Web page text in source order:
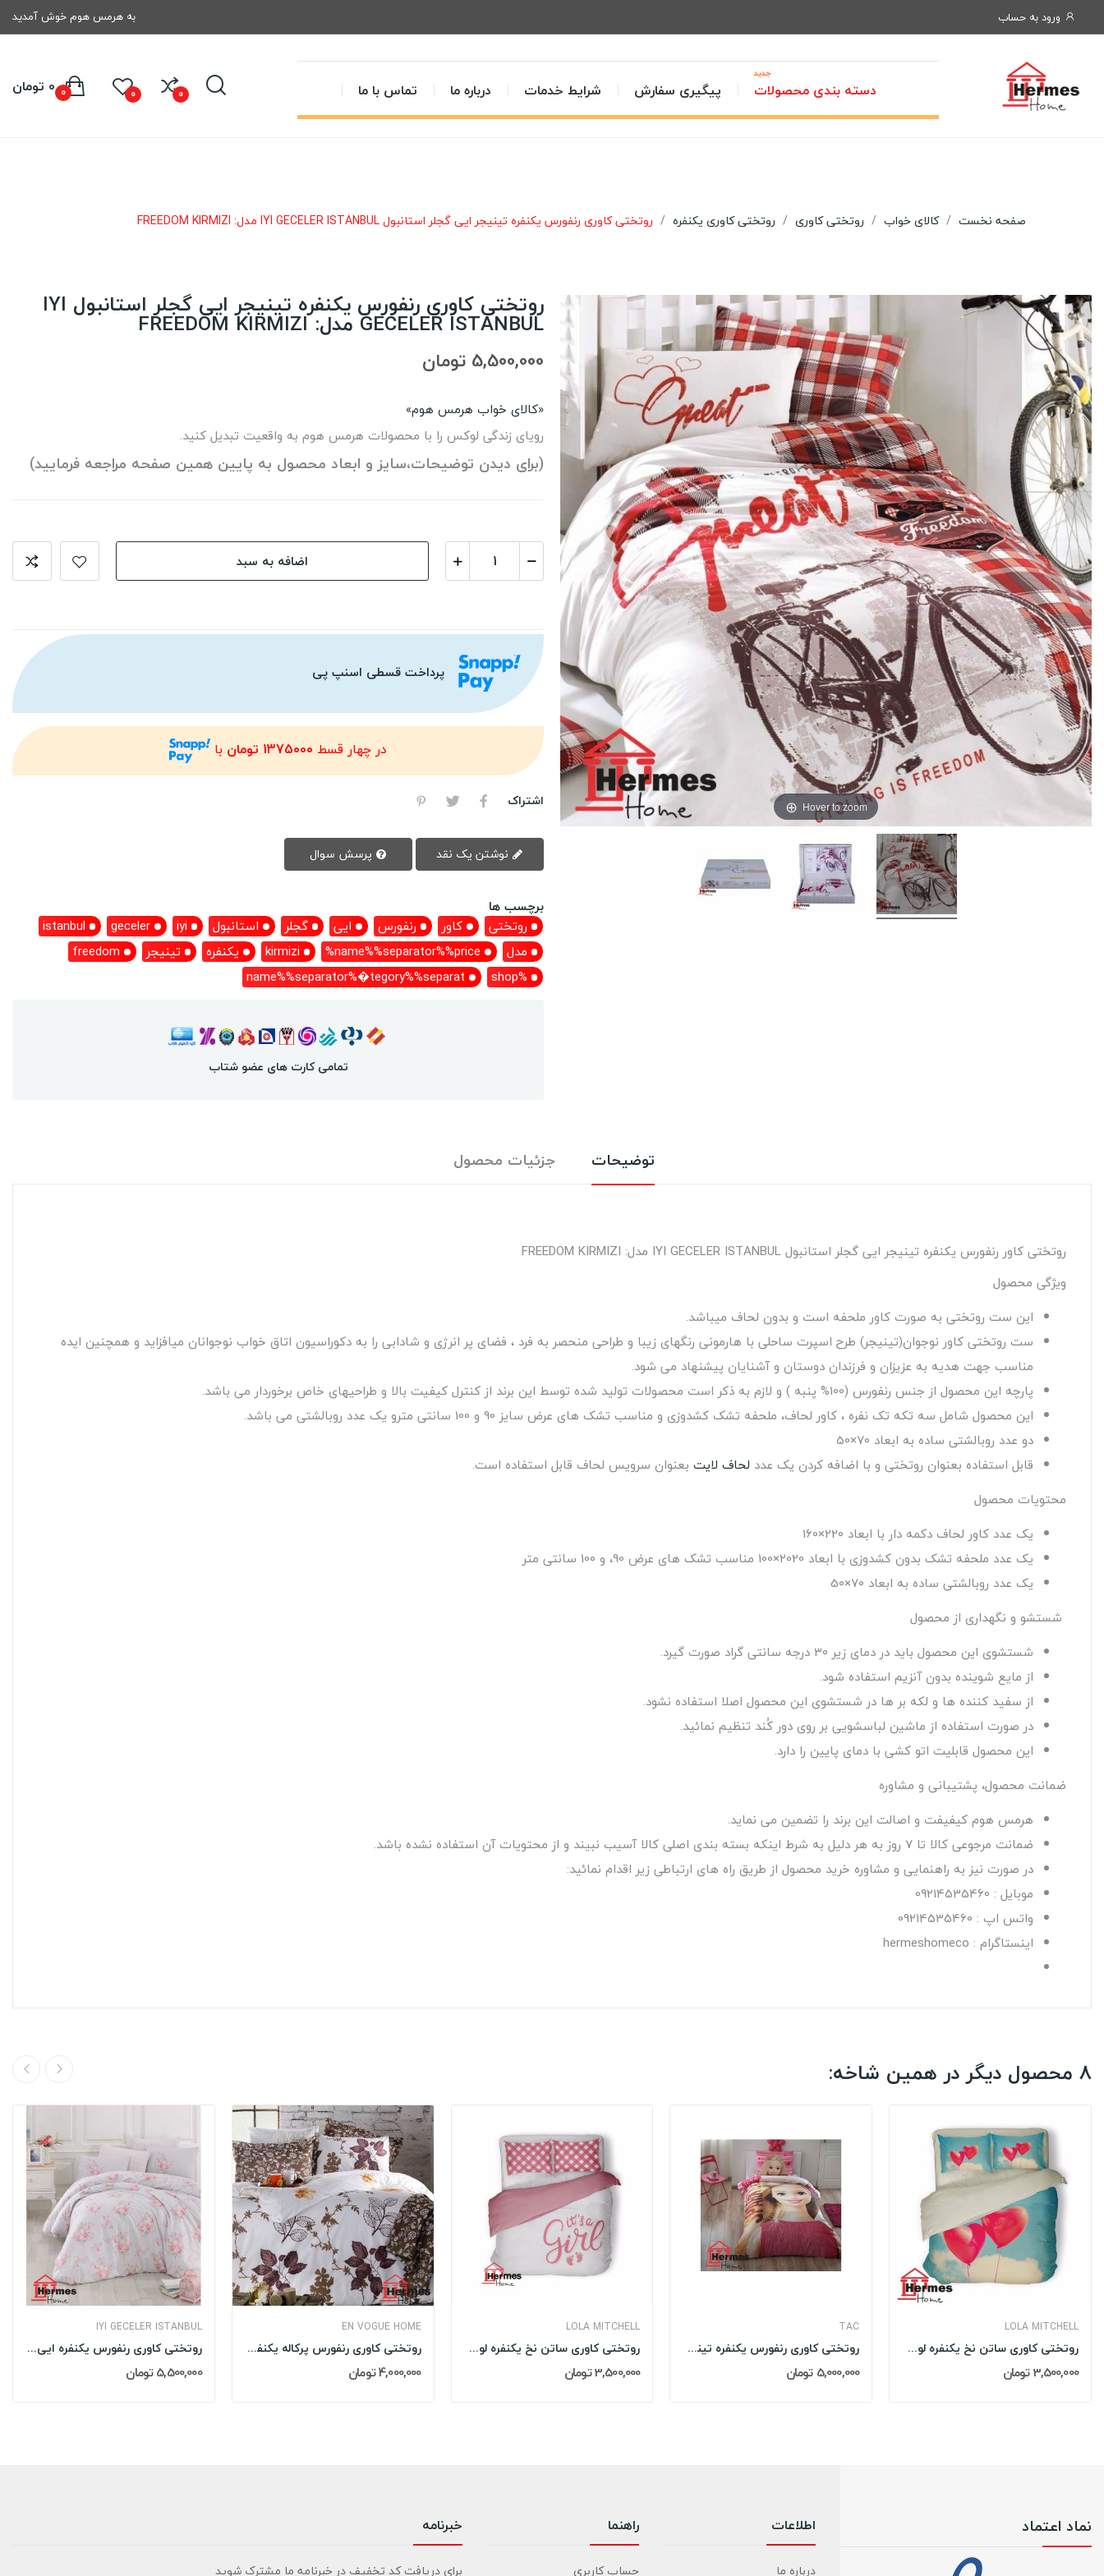
ورود به حساب به هرمس هوم خوش آمدید
دسته بندی محصولات
جدید
پیگیری سفارش شرایط خدمات درباره ما تماس با ما 0
0 0 تومان 0
صفحه نخست کالای خواب روتختی کاوری روتختی کاوری یکنفره روتختی کاوری رنفورس یکنفره تینیجر ایی گجلر استانبول IYI GECELER ISTANBUL مدل: FREEDOM KIRMIZI
Hover to zoom
روتختی کاوری رنفورس یکنفره تینیجر ایی گجلر استانبول IYI
GECELER ISTANBUL مدل: FREEDOM KIRMIZI
5,500,000 تومان
«کالای خواب هرمس هوم»
رویای زندگی لوکس را با محصولات هرمس هوم به واقعیت تبدیل کنید.
(برای دیدن توضیحات،سایز و ابعاد محصول به پایین همین صفحه مراجعه فرمایید)
اضافه به سبد
پرداخت قسطی اسنپ پی
در چهار قسط 1375000 تومان با
اشتراک
برچسب ها
روتختی
کاور رنفورس ایی گجلر استانبول iyi
geceler
istanbul
مدل
name%%separator%%price%
kirmizi یکنفره تینیجر
freedom
%shop
name%%separator%�tegory%%separat
تمامی کارت های عضو شتاب
توضیحات جزئیات محصول
روتختی کاور رنفورس یکنفره تینیجر ایی گجلر استانبول IYI GECELER ISTANBUL مدل: FREEDOM KIRMIZI
ویژگی محصول
این ست روتختی به صورت کاور ملحفه است و بدون لحاف میباشد.
ست روتختی کاور نوجوان(تینیجر) طرح اسپرت ساحلی با هارمونی رنگهای زیبا و طراحی منحصر به فرد ، فضای پر انرژی و شادابی را به دکوراسیون اتاق خواب نوجوانان میافزاید و همچنین ایده
مناسب جهت هدیه به عزیزان و فرزندان دوستان و آشنایان پیشنهاد می شود.
پارچه این محصول از جنس رنفورس (100% پنبه ) و لازم به ذکر است محصولات تولید شده توسط این برند از کنترل کیفیت بالا و طراحیهای خاص برخوردار می باشد.
این محصول شامل سه تکه تک نفره ، کاور لحاف، ملحفه تشک کشدوزی و مناسب تشک های عرض سایز 90 و 100 سانتی مترو یک عدد روبالشتی می باشد.
دو عدد روبالشتی ساده به ابعاد 70×50
قابل استفاده بعنوان روتختی و با اضافه کردن یک عدد لحاف لایت بعنوان سرویس لحاف قابل استفاده است.
محتویات محصول
یک عدد کاور لحاف دکمه دار با ابعاد 220×160
یک عدد ملحفه تشک بدون کشدوزی با ابعاد 2020×100 مناسب تشک های عرض 90، و 100 سانتی متر
یک عدد روبالشتی ساده به ابعاد 70×50
شستشو و نگهداری از محصول
شستشوی این محصول باید در دمای زیر 30 درجه سانتی گراد صورت گیرد.
از مایع شوینده بدون آنزیم استفاده شود.
از سفید کننده ها و لکه بر ها در شستشوی این محصول اصلا استفاده نشود.
در صورت استفاده از ماشین لباسشویی بر روی دور کُند تنظیم نمائید.
این محصول قابلیت اتو کشی با دمای پایین را دارد.
ضمانت محصول، پشتیبانی و مشاوره
هرمس هوم کیفیفت و اصالت این برند را تضمین می نماید.
ضمانت مرجوعی کالا تا 7 روز به هر دلیل به شرط اینکه بسته بندی اصلی کالا آسیب نبیند و از محتویات آن استفاده نشده باشد.
در صورت نیز به راهنمایی و مشاوره خرید محصول از طریق راه های ارتباطی زیر اقدام نمائید:
موبایل : 09214535460
واتس اپ : 09214535460
اینستاگرام : hermeshomeco
8 محصول دیگر در همین شاخه:
IYI GECELER ISTANBUL
روتختی کاوری رنفورس یکنفره ایی گجلر استانبول...
5,500,000 تومان
EN VOGUE HOME
روتختی کاوری رنفورس پرکاله یکنفره ان ووگ EN...
4,000,000 تومان
LOLA MITCHELL
روتختی کاوری ساتن نخ یکنفره لولا میچل LOLA...
3,500,000 تومان
TAC
روتختی کاوری رنفورس یکنفره تینیجر تاچ TAC مدل:...
5,000,000 تومان
LOLA MITCHELL
روتختی کاوری ساتن نخ یکنفره لولا میچل LOLA...
3,500,000 تومان
نماد اعتماد اطلاعات
درباره ما
راهنما
حساب کاربری
خبرنامه
برای دریافت کد تخفیف در خبرنامه ما مشترک شوید